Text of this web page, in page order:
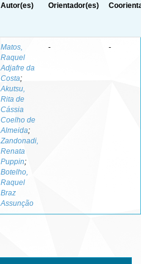
Autor(es) Orientador(es)
Matos,
Raquel
Adjafre da
Costa;
Akutsu,
Rita de
Cássia
Coelho de
Almeida;
Zandonadi,
Renata
Puppin;
Botelho,
Raquel
Braz
Assunção
- -